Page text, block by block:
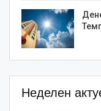
Неделен